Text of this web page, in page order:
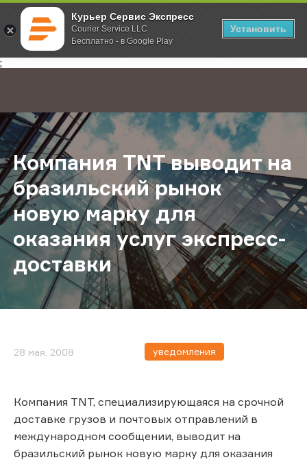
Курьер Сервис Экспресс
Courier Service LLC
Бесплатно - в Google Play
Установить
;
Главная О компании Новости Компания TNT выводит на
Компания TNT выводит на
бразильский рынок
новую марку для
оказания услуг экспресс-
доставки
28 мая, 2008 уведомления
Компания TNT, специализирующаяся на срочной
доставке грузов и почтовых отправлений в
международном сообщении, выводит на
бразильский рынок новую марку для оказания